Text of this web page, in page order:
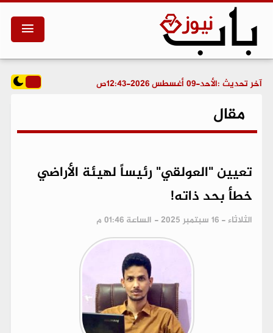
آخر تحديث :الأحد-09 أغسطس 2026-12:43ص
مقال
تعيين "العولقي" رئيساً لهيئة الأراضي
خطأ بحد ذاته!
الثلاثاء - 16 سبتمبر 2025 - الساعة 01:46 م